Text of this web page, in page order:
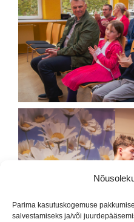
Parima kasutuskogemuse
salvestamiseks ja/või